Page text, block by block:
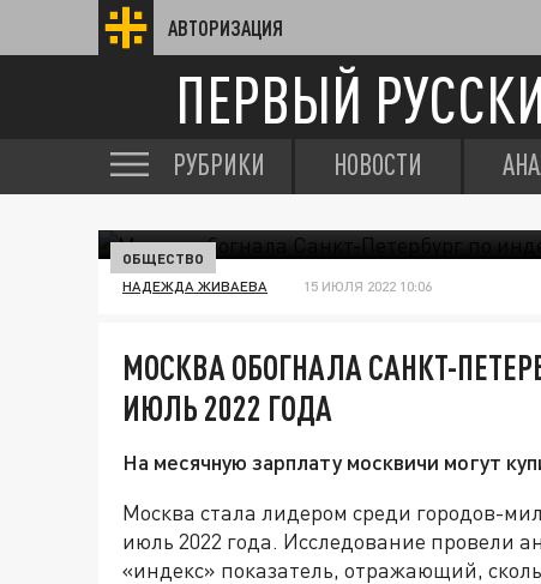
АВТОРИЗАЦИЯ
ПЕРВЫЙ
РУБРИКИ НОВОСТИ
ОБЩЕСТВО
НАДЕЖДА ЖИВАЕВА 15 ИЮЛЯ 2022 10:06
МОСКВА ОБОГНАЛА САНКТ-
ИЮЛЬ 2022 ГОДА
На месячную зарплату москвичи могут
Москва стала лидером среди городов-
июль 2022 года. Исследование провели
«индекс» показатель, отражающий,